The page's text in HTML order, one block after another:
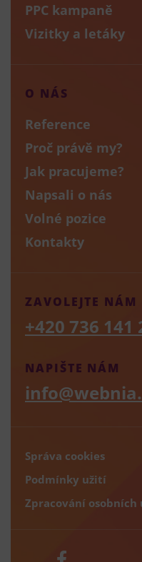
PPC kampaně
Vizitky a letáky
O NÁS
Reference
Proč právě my?
Jak pracujeme?
Napsali o nás
Volné pozice
Kontakty
NAPIŠTE NÁM
ZAVOLEJTE NÁM
+420 736 141
Správa cookies
Podmínky užití
Zpracování osobních